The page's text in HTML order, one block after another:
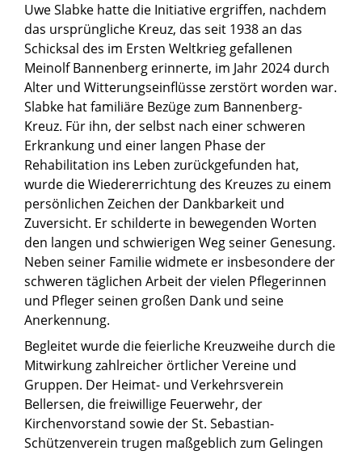
Uwe Slabke hatte die Initiative ergriffen, nachdem
das ursprüngliche Kreuz, das seit 1938 an das
Schicksal des im Ersten Weltkrieg gefallenen
Meinolf Bannenberg erinnerte, im Jahr 2024 durch
Alter und Witterungseinflüsse zerstört worden war.
Slabke hat familiäre Bezüge zum Bannenberg-
Kreuz. Für ihn, der selbst nach einer schweren
Erkrankung und einer langen Phase der
Rehabilitation ins Leben zurückgefunden hat,
wurde die Wiedererrichtung des Kreuzes zu einem
persönlichen Zeichen der Dankbarkeit und
Zuversicht. Er schilderte in bewegenden Worten
den langen und schwierigen Weg seiner Genesung.
Neben seiner Familie widmete er insbesondere der
schweren täglichen Arbeit der vielen Pflegerinnen
und Pfleger seinen großen Dank und seine
Anerkennung.
Begleitet wurde die feierliche Kreuzweihe durch die
Mitwirkung zahlreicher örtlicher Vereine und
Gruppen. Der Heimat- und Verkehrsverein
Bellersen, die freiwillige Feuerwehr, der
Kirchenvorstand sowie der St. Sebastian-
Schützenverein trugen maßgeblich zum Gelingen